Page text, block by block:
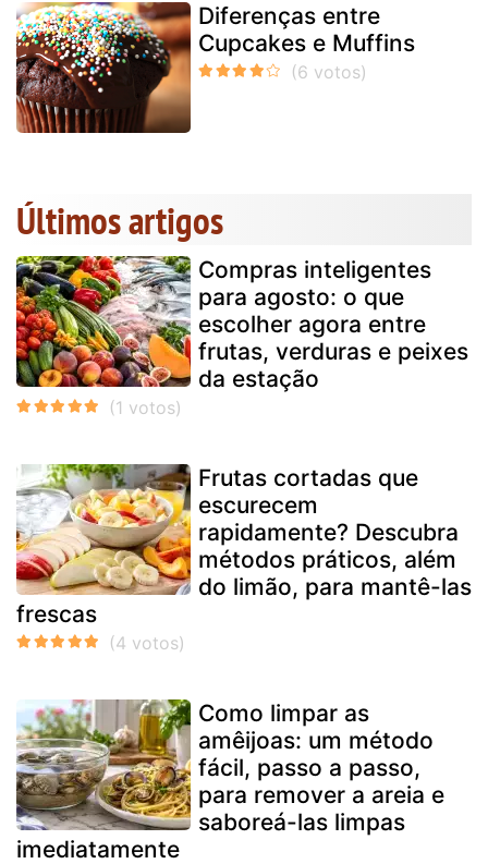
Diferenças entre
Cupcakes e Muffins
Últimos artigos
Compras inteligentes
para agosto: o que
escolher agora entre
frutas, verduras e peixes
da estação
Frutas cortadas que
escurecem
rapidamente? Descubra
métodos práticos, além
do limão, para mantê-las
frescas
Como limpar as
amêijoas: um método
fácil, passo a passo,
para remover a areia e
saboreá-las limpas
imediatamente